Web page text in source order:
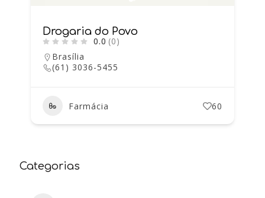
Drogaria do Povo
0.0 (0)
Brasília
(61) 3036-5455
Farmácia 60
Categorias